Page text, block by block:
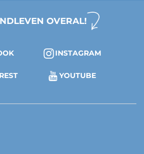
OVERAL!
INSTAGRAM
YOUTUBE